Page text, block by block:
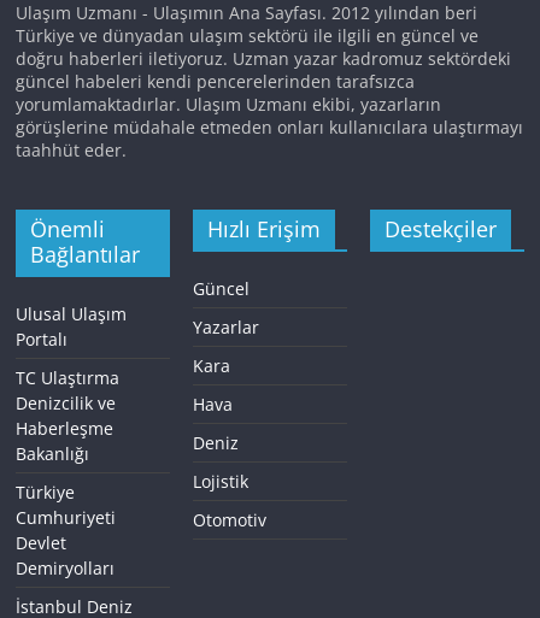
Ulaşım Uzmanı - Ulaşımın Ana Sayfası. 2012 yılından beri
Türkiye ve dünyadan ulaşım sektörü ile ilgili en güncel ve
doğru haberleri iletiyoruz. Uzman yazar kadromuz sektördeki
güncel habeleri kendi pencerelerinden tarafsızca
yorumlamaktadırlar. Ulaşım Uzmanı ekibi, yazarların
görüşlerine müdahale etmeden onları kullanıcılara ulaştırmayı
taahhüt eder.
Önemli
Bağlantılar
Ulusal Ulaşım
Portalı
TC Ulaştırma
Denizcilik ve
Haberleşme
Bakanlığı
Türkiye
Cumhuriyeti
Devlet
Demiryolları
İstanbul Deniz
Hızlı Erişim
Güncel
Yazarlar
Kara
Hava
Deniz
Lojistik
Otomotiv
Destekçiler